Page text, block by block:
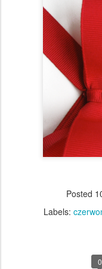
Posted
Labels:
0